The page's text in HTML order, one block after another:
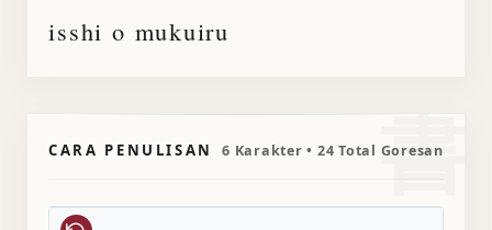
isshi o mukuiru
書
CARA PENULISAN 6 Karakter • 24 Total Goresan